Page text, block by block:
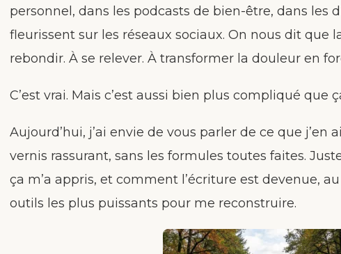
personnel, dans les podcasts de bien-être, dans les
fleurissent sur les réseaux sociaux. On nous dit que
rebondir. À se relever. À transformer la douleur en
C’est vrai. Mais c’est aussi bien plus compliqué que
Aujourd’hui, j’ai envie de vous parler de ce que j’en
vernis rassurant, sans les formules toutes faites.
ça m’a appris, et comment l’écriture est devenue,
outils les plus puissants pour me reconstruire.